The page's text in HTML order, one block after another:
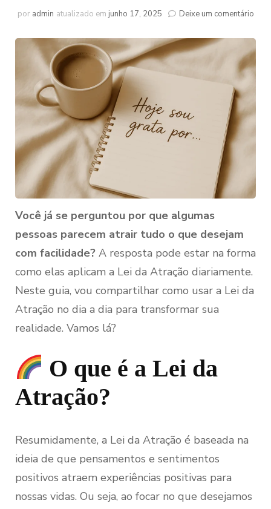
por admin atualizado em junho 17, 2025 Deixe um comentárioem
usar
a
Guia
seus
Você já se perguntou por que algumas
pessoas parecem atrair tudo o que desejam
com facilidade? A resposta pode estar na forma
como elas aplicam a Lei da Atração diariamente.
Neste guia, vou compartilhar como usar a Lei da
Atração no dia a dia para transformar sua
realidade. Vamos lá?
O que é a Lei da
Atração?
Resumidamente, a Lei da Atração é baseada na
ideia de que pensamentos e sentimentos
positivos atraem experiências positivas para
nossas vidas. Ou seja, ao focar no que desejamos